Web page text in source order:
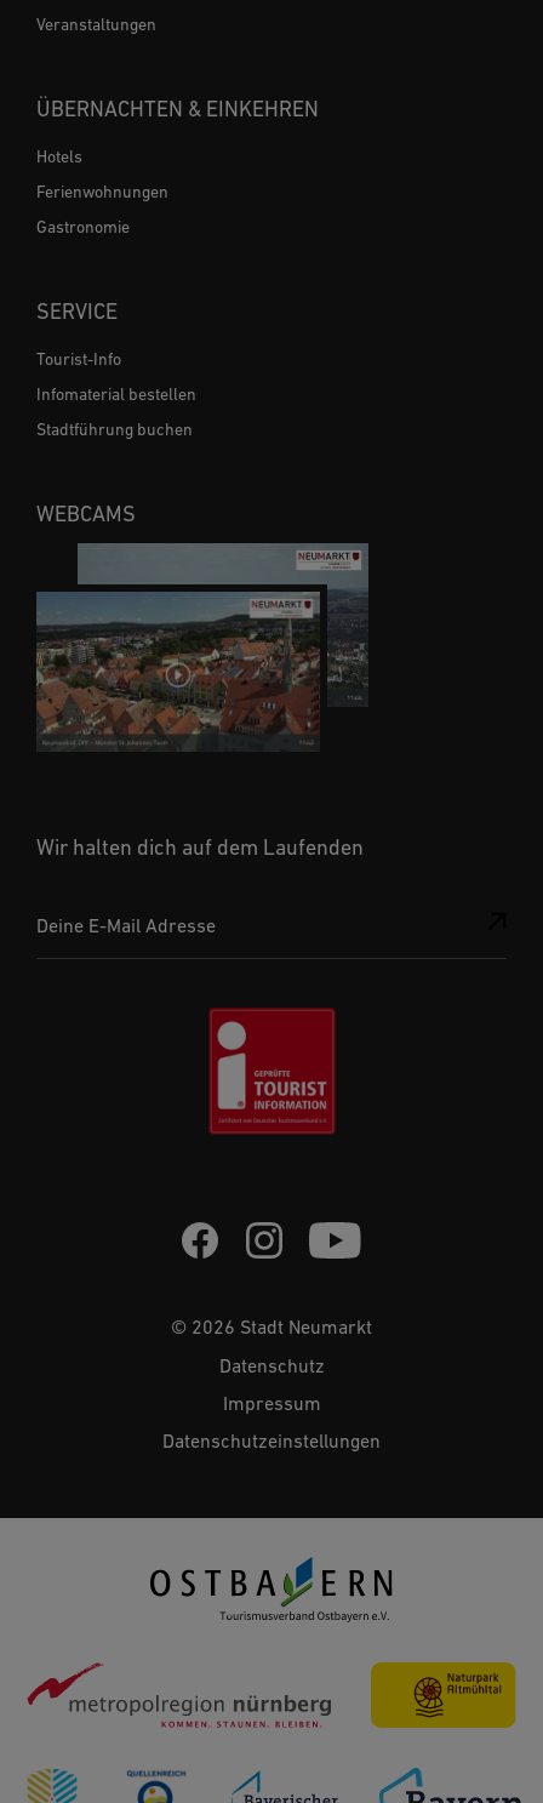
Wir halten dich auf dem Laufenden
Deine E-Mail Adresse
Veranstaltungen
ÜBERNACHTEN & EINKEHREN
Hotels
Ferienwohnungen
Gastronomie
SERVICE
Tourist-Info
Infomaterial bestellen
Stadtführung buchen
WEBCAMS
© 2026 Stadt Neumarkt
Datenschutz
Impressum
Datenschutzeinstellungen